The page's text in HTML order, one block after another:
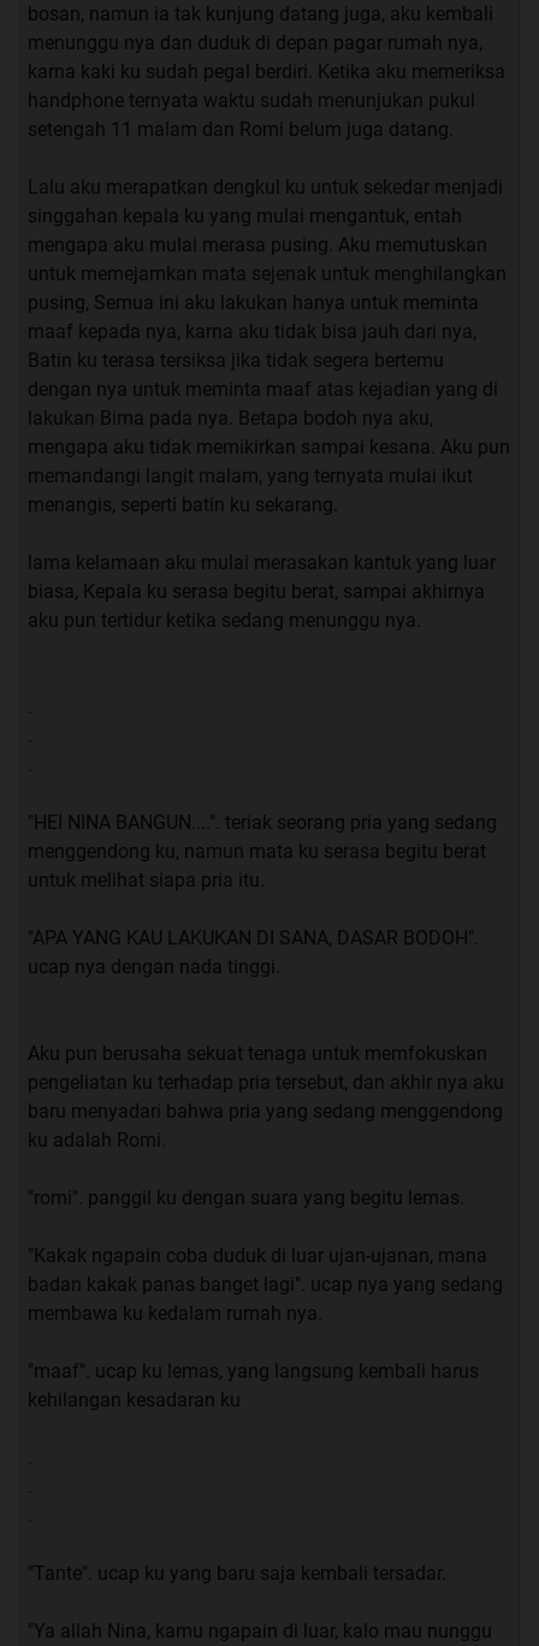
bosan, namun ia tak kunjung datang juga, aku kembali
menunggu nya dan duduk di depan pagar rumah nya,
karna kaki ku sudah pegal berdiri. Ketika aku memeriksa
handphone ternyata waktu sudah menunjukan pukul
setengah 11 malam dan Romi belum juga datang.
Lalu aku merapatkan dengkul ku untuk sekedar menjadi
singgahan kepala ku yang mulai mengantuk, entah
mengapa aku mulai merasa pusing. Aku memutuskan
untuk memejamkan mata sejenak untuk menghilangkan
pusing, Semua ini aku lakukan hanya untuk meminta
maaf kepada nya, karna aku tidak bisa jauh dari nya,
Batin ku terasa tersiksa jika tidak segera bertemu
dengan nya untuk meminta maaf atas kejadian yang di
lakukan Bima pada nya. Betapa bodoh nya aku,
mengapa aku tidak memikirkan sampai kesana. Aku pun
memandangi langit malam, yang ternyata mulai ikut
menangis, seperti batin ku sekarang.
lama kelamaan aku mulai merasakan kantuk yang luar
biasa, Kepala ku serasa begitu berat, sampai akhirnya
aku pun tertidur ketika sedang menunggu nya.
"HEI NINA BANGUN....". teriak seorang pria yang sedang
menggendong ku, namun mata ku serasa begitu berat
untuk melihat siapa pria itu.
"APA YANG KAU LAKUKAN DI SANA, DASAR BODOH".
ucap nya dengan nada tinggi.
Aku pun berusaha sekuat tenaga untuk memfokuskan
pengeliatan ku terhadap pria tersebut, dan akhir nya aku
baru menyadari bahwa pria yang sedang menggendong
ku adalah Romi.
"romi". panggil ku dengan suara yang begitu lemas.
"Kakak ngapain coba duduk di luar ujan-ujanan, mana
badan kakak panas banget lagi". ucap nya yang sedang
membawa ku kedalam rumah nya.
"maaf". ucap ku lemas, yang langsung kembali harus
kehilangan kesadaran ku
"Tante". ucap ku yang baru saja kembali tersadar.
"Ya allah Nina, kamu ngapain di luar, kalo mau nunggu